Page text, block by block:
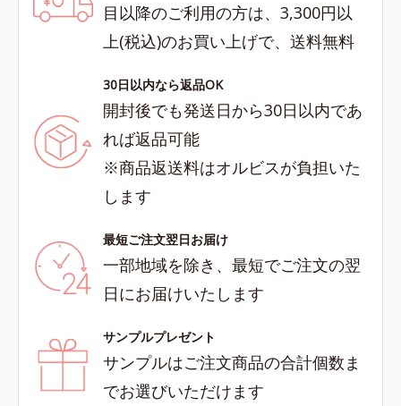
目以降のご利用の方は、3,300円以
上(税込)のお買い上げで、送料無料
30日以内なら返品OK
開封後でも発送日から30日以内であ
れば返品可能
※商品返送料はオルビスが負担いた
します
最短ご注文翌日お届け
一部地域を除き、最短でご注文の翌
日にお届けいたします
サンプルプレゼント
サンプルはご注文商品の合計個数ま
でお選びいただけます